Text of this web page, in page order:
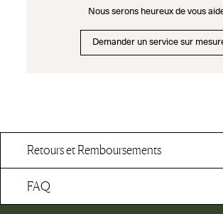
Nous serons heureux de vous
Demander un service sur
Retours et Remboursements
FAQ